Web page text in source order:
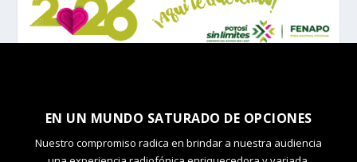
EN UN MUNDO SATURADO DE OPCIONES
Nuestro compromiso radica en brindar a nuestra audiencia